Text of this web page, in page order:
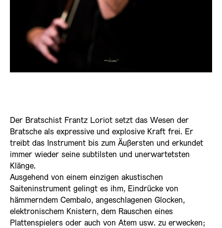
Der Bratschist Frantz Loriot setzt das Wesen der
Bratsche als expressive und explosive Kraft frei. Er
treibt das Instrument bis zum Äußersten und erkundet
immer wieder seine subtilsten und unerwartetsten
Klänge.
Ausgehend von einem einzigen akustischen
Saiteninstrument gelingt es ihm, Eindrücke von
hämmerndem Cembalo, angeschlagenen Glocken,
elektronischem Knistern, dem Rauschen eines
Plattenspielers oder auch von Atem usw. zu erwecken;